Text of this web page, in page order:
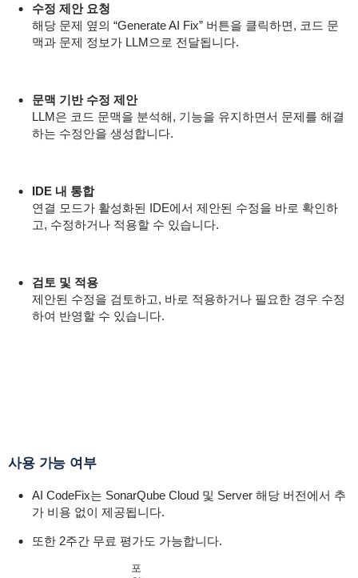
수정 제안 요청
해당 문제 옆의 “Generate AI Fix” 버튼을 클릭하면, 코드 문
맥과 문제 정보가 LLM으로 전달됩니다.
문맥 기반 수정 제안
LLM은 코드 문맥을 분석해, 기능을 유지하면서 문제를 해결
하는 수정안을 생성합니다.
IDE 내 통합
연결 모드가 활성화된 IDE에서 제안된 수정을 바로 확인하
고, 수정하거나 적용할 수 있습니다.
검토 및 적용
제안된 수정을 검토하고, 바로 적용하거나 필요한 경우 수정
하여 반영할 수 있습니다.
사용 가능 여부
AI CodeFix는 SonarQube Cloud 및 Server 해당 버전에서 추
가 비용 없이 제공됩니다.
또한 2주간 무료 평가도 가능합니다.
포